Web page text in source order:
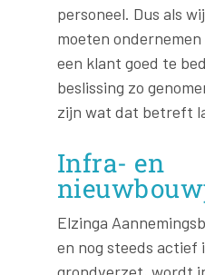
personeel. Dus als
moeten
een klant goed te
beslissing zo
zijn wat dat betreft
Infra- en
Elzinga
en nog steeds actief